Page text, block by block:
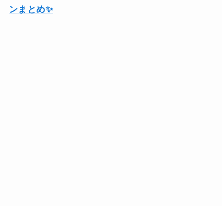
ンまとめ✨